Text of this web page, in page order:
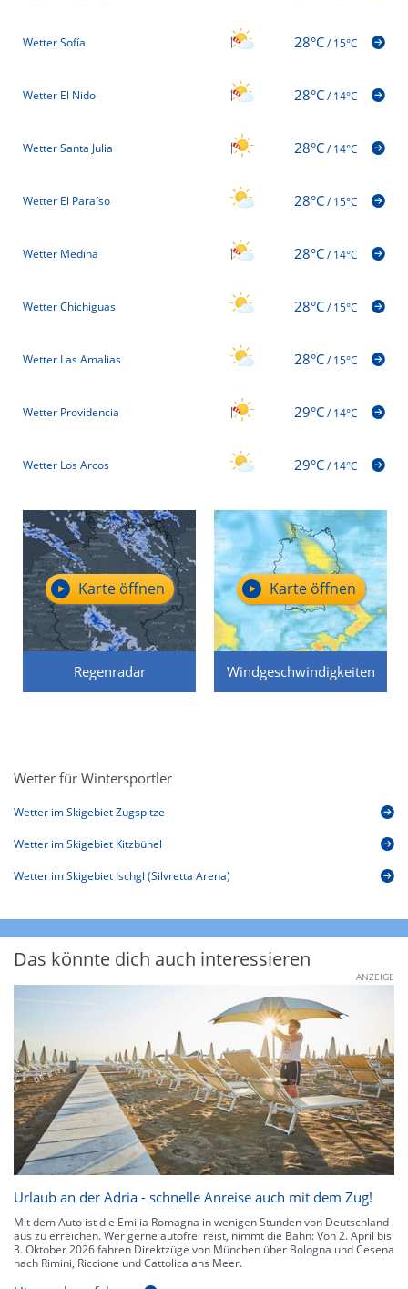
Wetter Sofía 28°C/15°C
Wetter El Nido 28°C/14°C
Wetter Santa Julia 28°C/14°C
Wetter El Paraíso 28°C/15°C
Wetter Medina 28°C/14°C
Wetter Chichiguas 28°C/15°C
Wetter Las Amalias 28°C/15°C
Wetter Providencia 29°C/14°C
Wetter Los Arcos 29°C/14°C
Regenradar
Karte öffnen
Windgeschwindigkeiten
Karte öffnen
Wetter für Wintersportler
Wetter im Skigebiet Zugspitze
Wetter im Skigebiet Kitzbühel
Wetter im Skigebiet Ischgl (Silvretta Arena)
Das könnte dich auch interessieren
ANZEIGE
Urlaub an der Adria - schnelle Anreise auch mit dem Zug!
Mit dem Auto ist die Emilia Romagna in wenigen Stunden von Deutschland
aus zu erreichen. Wer gerne autofrei reist, nimmt die Bahn: Von 2. April bis
3. Oktober 2026 fahren Direktzüge von München über Bologna und Cesena
nach Rimini, Riccione und Cattolica ans Meer.